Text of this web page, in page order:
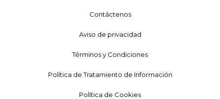
Contáctenos
Aviso de privacidad
Términos y Condiciones
Política de Tratamiento de Información
Política de Cookies